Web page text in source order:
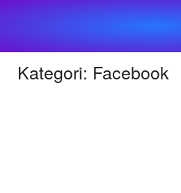
Kategori: Facebook